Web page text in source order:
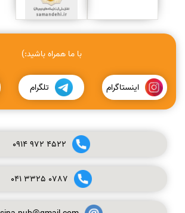
با ما همراه باشید:)
اینستاگرام تلگرام
0914972 4522
041 3325 0787